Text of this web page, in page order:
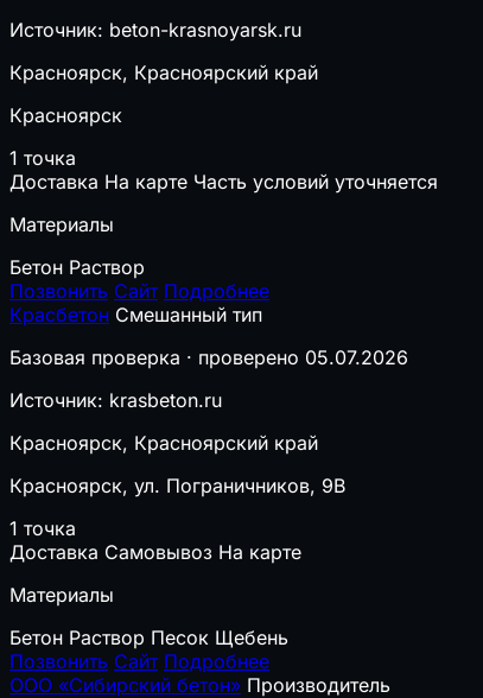
Источник: beton-krasnoyarsk.ru
Красноярск, Красноярский край
Красноярск
1 точка
Доставка На карте Часть условий уточняется
Материалы
Бетон Раствор
Позвонить Сайт Подробнее
Красбетон Смешанный тип
Базовая проверка · проверено 05.07.2026
Источник: krasbeton.ru
Красноярск, Красноярский край
Красноярск, ул. Пограничников, 9В
1 точка
Доставка Самовывоз На карте
Материалы
Бетон Раствор Песок Щебень
Позвонить Сайт Подробнее
ООО «Сибирский бетон» Производитель